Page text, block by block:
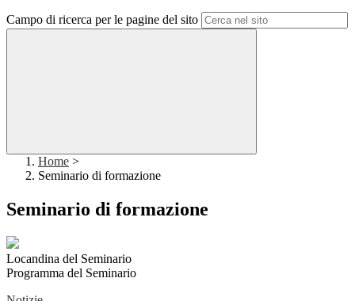
Campo di ricerca per le pagine del sito
Home >
Seminario di formazione
Seminario di formazione
Locandina del Seminario
Programma del Seminario